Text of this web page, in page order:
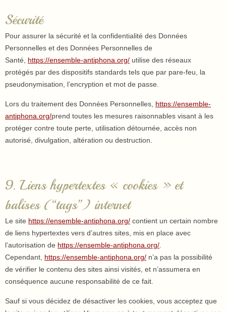
Sécurité
Pour assurer la sécurité et la confidentialité des Données
Personnelles et des Données Personnelles de
Santé, https://ensemble-antiphona.org/ utilise des réseaux
protégés par des dispositifs standards tels que par pare-feu, la
pseudonymisation, l’encryption et mot de passe.
Lors du traitement des Données Personnelles, https://ensemble-
antiphona.org/prend toutes les mesures raisonnables visant à les
protéger contre toute perte, utilisation détournée, accès non
autorisé, divulgation, altération ou destruction.
9. Liens hypertextes « cookies » et
balises (“tags”) internet
Le site https://ensemble-antiphona.org/ contient un certain nombre
de liens hypertextes vers d’autres sites, mis en place avec
l’autorisation de https://ensemble-antiphona.org/
Cependant, https://ensemble-antiphona.org/ n’a pas la possibilité
de vérifier le contenu des sites ainsi visités, et n’assumera en
conséquence aucune responsabilité de ce fait.
Sauf si vous décidez de désactiver les cookies, vous acceptez que